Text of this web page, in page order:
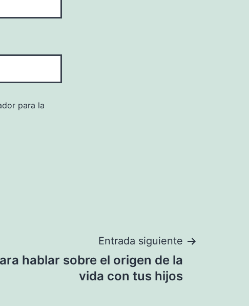
para la
Entrada siguiente
hablar sobre el origen de la
vida con tus hijos